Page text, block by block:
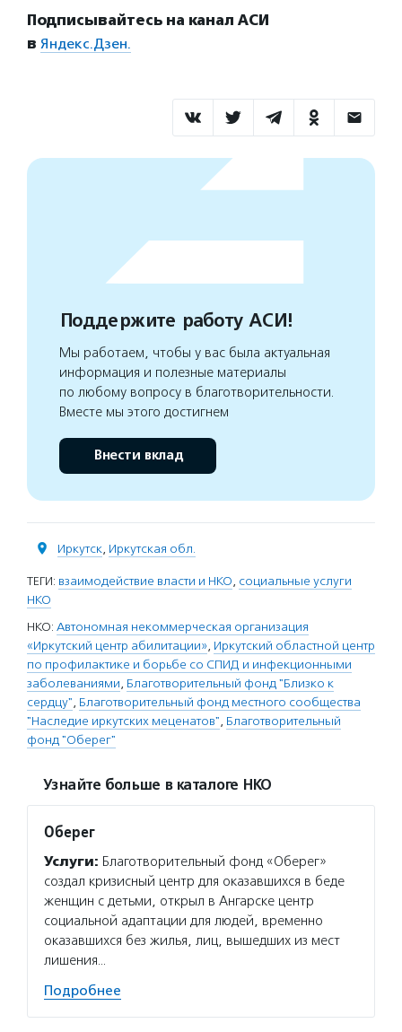
Подписывайтесь на канал АСИ
в Яндекс.Дзен.
Поддержите работу АСИ!
Мы работаем, чтобы у вас была актуальная
информация и полезные материалы
по любому вопросу в благотворительности.
Вместе мы этого достигнем
Внести вклад
Иркутск, Иркутская обл.
ТЕГИ: взаимодействие власти и НКО, социальные услуги
НКО
НКО: Автономная некоммерческая организация
«Иркутский центр абилитации», Иркутский областной центр
по профилактике и борьбе со СПИД и инфекционными
заболеваниями, Благотворительный фонд "Близко к
сердцу", Благотворительный фонд местного сообщества
"Наследие иркутских меценатов", Благотворительный
фонд "Оберег"
Узнайте больше в каталоге НКО
Оберег
Услуги: Благотворительный фонд «Оберег»
создал кризисный центр для оказавшихся в беде
женщин с детьми, открыл в Ангарске центр
социальной адаптации для людей, временно
оказавшихся без жилья, лиц, вышедших из мест
лишения…
Подробнее